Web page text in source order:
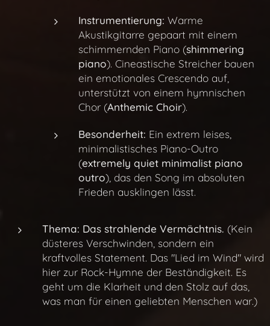
Instrumentierung: Warme
Akustikgitarre gepaart mit einem
schimmernden Piano (shimmering
piano). Cineastische Streicher bauen
ein emotionales Crescendo auf,
unterstützt von einem hymnischen
Chor (Anthemic Choir).
Besonderheit: Ein extrem leises,
minimalistisches Piano-Outro
(extremely quiet minimalist piano
outro), das den Song im absoluten
Frieden ausklingen lässt.
Thema: Das strahlende Vermächtnis. (Kein
düsteres Verschwinden, sondern ein
kraftvolles Statement. Das "Lied im Wind" wird
hier zur Rock-Hymne der Beständigkeit. Es
geht um die Klarheit und den Stolz auf das,
was man für einen geliebten Menschen war.)